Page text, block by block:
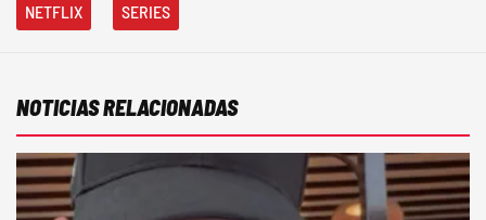
NETFLIX SERIES
NOTICIAS RELACIONADAS